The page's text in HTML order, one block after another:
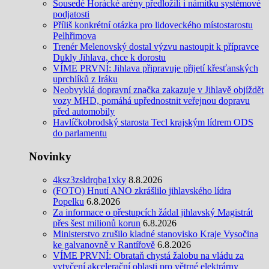
Sousedé Horácké arény předložili i námitku systémové
podjatosti
Příliš konkrétní otázka pro lidoveckého místostarostu
Pelhřimova
Trenér Melenovský dostal výzvu nastoupit k přípravce
Dukly Jihlava, chce k dorostu
VÍME PRVNÍ: Jihlava připravuje přijetí křesťanských
uprchlíků z Iráku
Neobvyklá dopravní značka zakazuje v Jihlavě objíždět
vozy MHD, pomáhá upřednostnit veřejnou dopravu
před automobily
Havlíčkobrodský starosta Tecl krajským lídrem ODS
do parlamentu
Novinky
4ksz3zsldrqba1xky 8.8.2026
(FOTO) Hnutí ANO zkrášlilo jihlavského lídra
Popelku 6.8.2026
Za informace o přestupcích žádal jihlavský Magistrát
přes šest milionů korun 6.8.2026
Ministerstvo zrušilo kladné stanovisko Kraje Vysočina
ke galvanovně v Rantířově 6.8.2026
VÍME PRVNÍ: Obrataň chystá žalobu na vládu za
vytyčení akcelerační oblasti pro větrné elektrárny